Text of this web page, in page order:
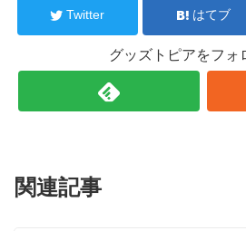
Twitter はてブ
グッズトピアをフォ
関連記事